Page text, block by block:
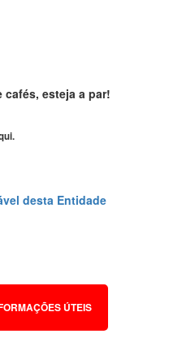
esteja a par!
desta Entidade
ÚTEIS